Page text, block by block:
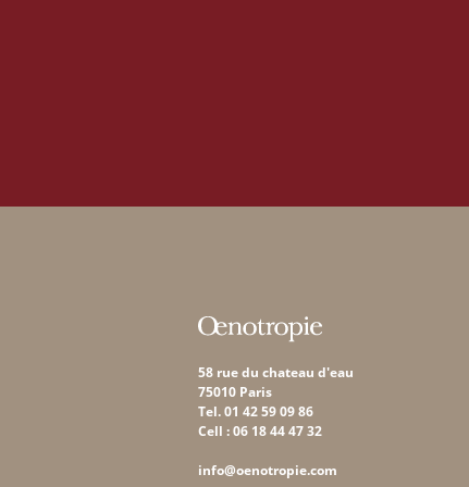
58 rue du chateau d'eau
75010 Paris
Tel. 01 42 59 09 86
Cell : 06 18 44 47 32
info@oenotropie.com